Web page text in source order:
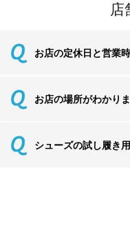
店
お店の定休日と営業
お店の場所がわかりま
シューズの試し履き